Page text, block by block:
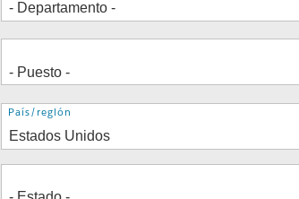
Dirección
País/región